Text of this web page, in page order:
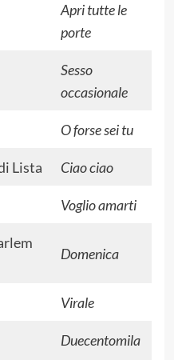
Apri tutte le
porte
Sesso
occasionale
O forse sei tu
Lista Ciao ciao
Voglio amarti
Domenica
Virale
Duecentomila